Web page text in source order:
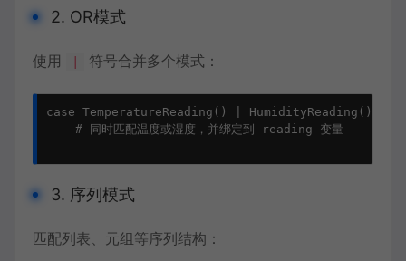
2. OR模式
使用 符号合并多个模式：
case TemperatureReading() | HumidityReading() as
    # 同时匹配温度或湿度，并绑定到 reading 变量
3. 序列模式
匹配列表、元组等序列结构：